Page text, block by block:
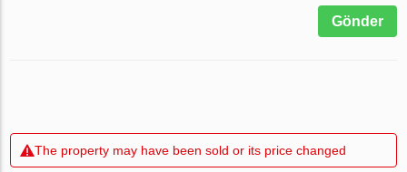
Gönder
The property may have been sold or its price changed